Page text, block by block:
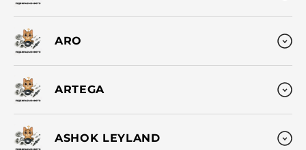
ARO
ARTEGA
ASHOK LEYLAND